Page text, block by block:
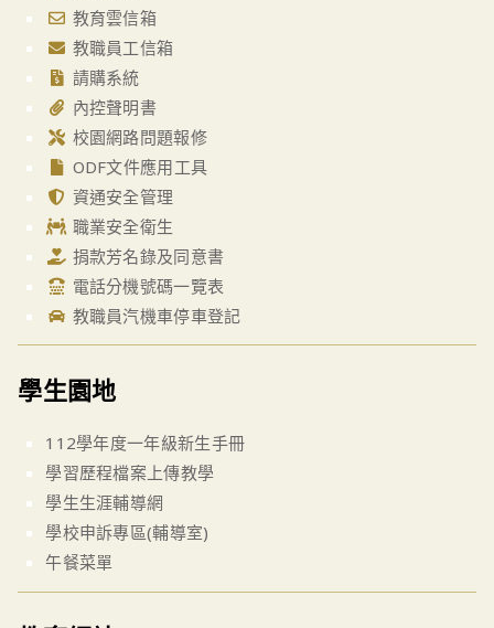
教育雲信箱
教職員工信箱
請購系統
內控聲明書
校園網路問題報修
ODF文件應用工具
資通安全管理
職業安全衛生
捐款芳名錄及同意書
電話分機號碼一覽表
教職員汽機車停車登記
學生園地
112學年度一年級新生手冊
學習歷程檔案上傳教學
學生生涯輔導網
學校申訴專區(輔導室)
午餐菜單